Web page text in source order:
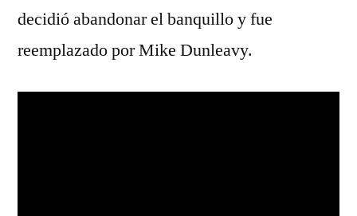
decidió abandonar el banquillo y fue
reemplazado por Mike Dunleavy.